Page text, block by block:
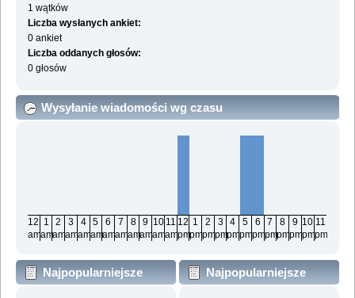
1 wątków
Liczba wysłanych ankiet:
0 ankiet
Liczba oddanych głosów:
0 głosów
Wysyłanie wiadomości wg czasu
12
am
1
am
2
am
3
am
4
am
5
am
6
am
7
am
8
am
9
am
10
am
11
am
12
pm
1
pm
2
pm
3
pm
4
pm
5
pm
6
pm
7
pm
8
pm
9
pm
10
pm
11
pm
Najpopularniejsze
Najpopularniejsze